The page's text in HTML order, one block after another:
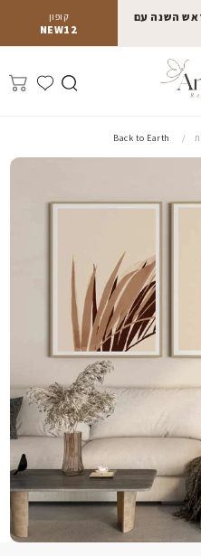
קופון
NEW12
השנה עם
Back to Earth